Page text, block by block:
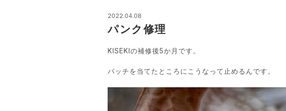
2022.04.08
パンク修理
KISEKIの補修後5か月です。
パッチを当てたところにこうなって止めるんです。